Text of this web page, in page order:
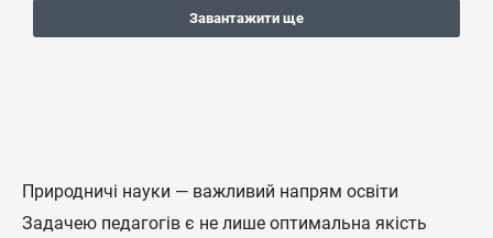
Завантажити ще
Природничі науки — важливий напрям освіти
Задачею педагогів є не лише оптимальна якість